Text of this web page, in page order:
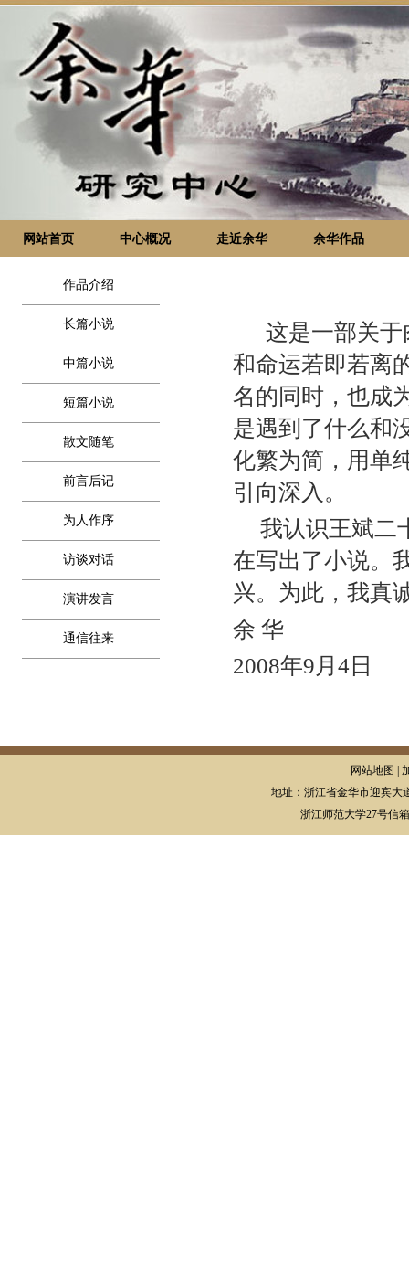
网站首页 中心概况 走近余华 余华作品
作品介绍
长篇小说
中篇小说
短篇小说
散文随笔
前言后记
为人作序
访谈对话
演讲发言
通信往来
这是一部关于
和命运若即若离
名的同时，也成
是遇到了什么和
化繁为简，用单
引向深入。
我认识王斌二
在写出了小说。
兴。为此，我真
余 华
2008年9月4日
网站地图 |
地址：浙江省金华市迎宾大
浙江师范大学27号信